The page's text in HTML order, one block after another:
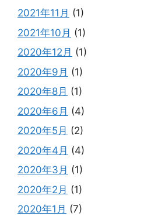
2021年11月 (1)
2021年10月 (1)
2020年12月 (1)
2020年9月 (1)
2020年8月 (1)
2020年6月 (4)
2020年5月 (2)
2020年4月 (4)
2020年3月 (1)
2020年2月 (1)
2020年1月 (7)